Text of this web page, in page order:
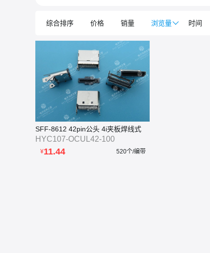
综合排序 价格 销量 浏览量 时间
SFF-8612 42pin公头 4i夹板焊线式
HYC107-OCUL42-100
¥11.44 520个/编带